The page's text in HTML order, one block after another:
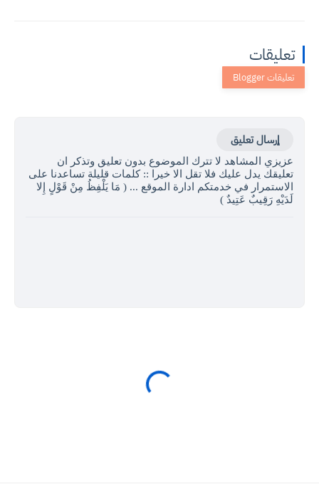
تعليقات
إرسال تعليق
عزيزي المشاهد لا تترك الموضوع بدون تعليق وتذكر ان
تعليقك يدل عليك فلا تقل الا خيرا :: كلمات قليلة تساعدنا على
الاستمرار في خدمتكم ادارة الموقع ... ( مَا يَلْفِظُ مِنْ قَوْلٍ إِلا
لَدَيْهِ رَقِيبٌ عَتِيدٌ )